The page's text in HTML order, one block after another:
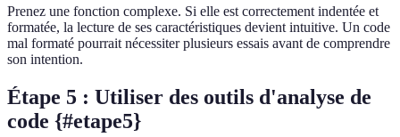
Prenez une fonction complexe. Si elle est correctement indentée et
formatée, la lecture de ses caractéristiques devient intuitive. Un code
mal formaté pourrait nécessiter plusieurs essais avant de comprendre
son intention.
Étape 5 : Utiliser des outils d'analyse de
code {#etape5}